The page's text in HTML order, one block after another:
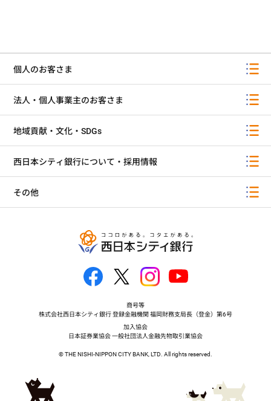
個人のお客さま
法人・個人事業主のお客さま
地域貢献・文化・SDGs
西日本シティ銀行について・採用情報
その他
商号等
株式会社西日本シティ銀行 登録金融機関 福岡財務支局長（登金）第6号
加入協会
日本証券業協会 一般社団法人金融先物取引業協会
© THE NISHI-NIPPON CITY BANK, LTD. All rights reserved.